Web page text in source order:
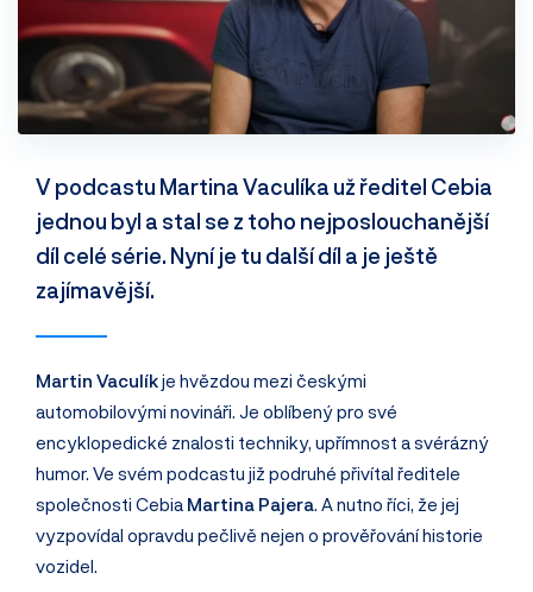
V podcastu Martina Vaculíka už ředitel Cebia
jednou byl a stal se z toho nejposlouchanější
díl celé série. Nyní je tu další díl a je ještě
zajímavější.
Martin Vaculíkje hvězdou mezi českými
automobilovými novináři. Je oblíbený pro své
encyklopedické znalosti techniky, upřímnost a svérázný
humor. Ve svém podcastu již podruhé přivítal ředitele
společnosti Cebia Martina Pajera. A nutno říci, že jej
vyzpovídal opravdu pečlivě nejen o prověřování historie
vozidel.